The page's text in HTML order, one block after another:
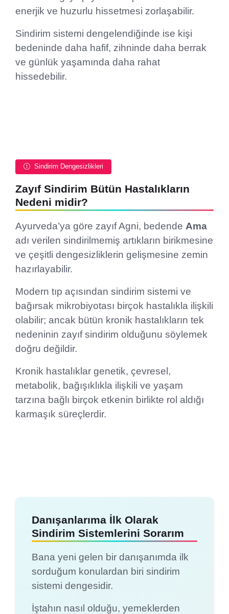
enerjik ve huzurlu hissetmesi zorlaşabilir.
Sindirim sistemi dengelendiğinde ise kişi
bedeninde daha hafif, zihninde daha berrak
ve günlük yaşamında daha rahat
hissedebilir.
Sindirim Dengesizlikleri
Zayıf Sindirim Bütün Hastalıkların
Nedeni midir?
Ayurveda’ya göre zayıf Agni, bedende Ama
adı verilen sindirilmemiş artıkların birikmesine
ve çeşitli dengesizliklerin gelişmesine zemin
hazırlayabilir.
Modern tıp açısından sindirim sistemi ve
bağırsak mikrobiyotası birçok hastalıkla ilişkili
olabilir; ancak bütün kronik hastalıkların tek
nedeninin zayıf sindirim olduğunu söylemek
doğru değildir.
Kronik hastalıklar genetik, çevresel,
metabolik, bağışıklıkla ilişkili ve yaşam
tarzına bağlı birçok etkenin birlikte rol aldığı
karmaşık süreçlerdir.
Danışanlarıma İlk Olarak
Sindirim Sistemlerini Sorarım
Bana yeni gelen bir danışanımda ilk
sorduğum konulardan biri sindirim
sistemi dengesidir.
İştahın nasıl olduğu, yemeklerden